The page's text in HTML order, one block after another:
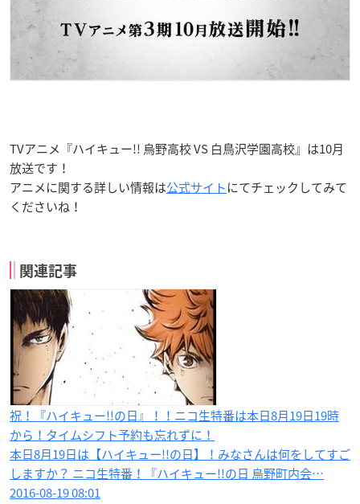
TVアニメ『ハイキュー!! 烏野高校 VS 白鳥沢学園高校』は10月
放送です！
アニメに関する詳しい情報は公式サイトにてチェックしてみて
くださいね！
関連記事
祝！『ハイキュー!!の日』！！ニコ生特番は本日8月19日19時
から！タイムシフト予約も忘れずに！
本日8月19日は【ハイキュー!!の日】！みなさんは何をしてすご
しますか？ ニコ生特番！『ハイキュー!!の日 烏野町内会…
2016-08-19 08:01